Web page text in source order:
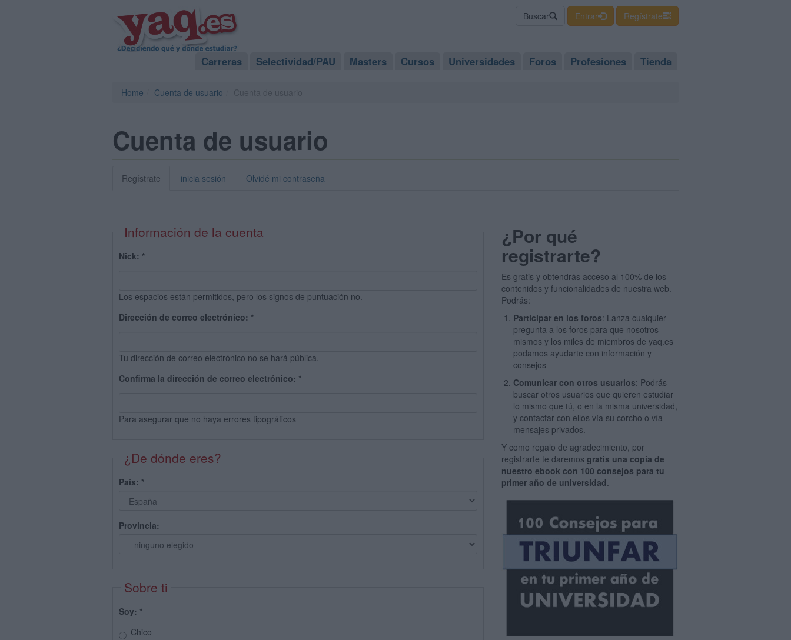
Buscar Entrar Regístrate
Carreras Selectividad/PAU Masters Cursos Universidades Foros Profesiones Tienda
Home Cuenta de usuario
Cuenta de usuario
Regístrate inicia sesión Olvidé mi contraseña
Información de la cuenta
Nick: *
Los espacios están permitidos, pero los signos de puntuación no.
Dirección de correo electrónico: *
Tu dirección de correo electrónico no se hará pública.
Confirma la dirección de correo electrónico: *
Para asegurar que no haya errores tipográficos
¿De dónde eres?
País: *
Provincia:
Sobre ti
Soy: *
Chico
¿Por qué
registrarte?
Es gratis y obtendrás acceso al 100% de los
contenidos y funcionalidades de nuestra web.
Podrás:
Participar en los foros: Lanza cualquier
pregunta a los foros para que nosotros
mismos y los miles de miembros de yaq.es
podamos ayudarte con información y
consejos
Comunicar con otros usuarios: Podrás
buscar otros usuarios que quieren estudiar
lo mismo que tú, o en la misma universidad,
y contactar con ellos vía su corcho o vía
mensajes privados.
Y como regalo de agradecimiento, por
registrarte te daremosgratis una copia de
nuestro ebook con 100 consejos para tu
primer año de universidad.